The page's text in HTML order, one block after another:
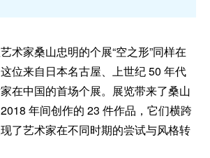
术家桑山忠明的个展“空之形”同样在
位来自日本名古屋、上世纪 50 年代
在中国的首场个展。展览带来了桑山
年间创作的 23 件作品，它们横跨
了艺术家在不同时期的尝试与风格转